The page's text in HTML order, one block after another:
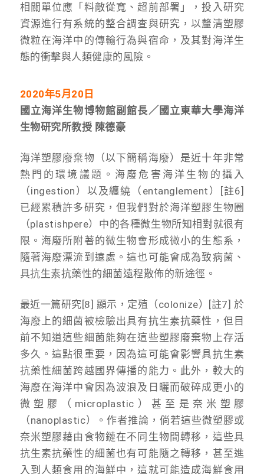
相關單位應「料敵從寬、超前部署」，投入研究
資源進行有系統的整合調查與研究，以釐清塑膠
微粒在海洋中的傳輸行為與宿命，及其對海洋生
態的衝擊與人類健康的風險。
2020年5月20日
國立海洋生物博物館副館長／國立東華大學海洋
生物研究所教授 陳德豪
海洋塑膠廢棄物（以下簡稱海廢）是近十年非常
熱門的環境議題。海廢危害海洋生物的攝入
（ingestion）以及纏繞（entanglement）[註6]
已經累積許多研究，但我們對於海洋塑膠生物圈
（plastishpere）中的各種微生物所知相對就很有
限。海廢所附著的微生物會形成微小的生態系，
隨著海廢漂流到遠處。這也可能會成為致病菌、
具抗生素抗藥性的細菌遠程散佈的新途徑。
最近一篇研究[8] 顯示，定殖（colonize）[註7] 於
海廢上的細菌被檢驗出具有抗生素抗藥性，但目
前不知道這些細菌能夠在這些塑膠廢棄物上存活
多久。這點很重要，因為這可能會影響具抗生素
抗藥性細菌跨越國界傳播的能力。此外，較大的
海廢在海洋中會因為波浪及日曬而破碎成更小的
微塑膠（microplastic）甚至是奈米塑膠
（nanoplastic）。作者推論，倘若這些微塑膠或
奈米塑膠藉由食物鏈在不同生物間轉移，這些具
抗生素抗藥性的細菌也有可能隨之轉移，甚至進
入到人類食用的海鮮中，這就可能造成海鮮食用